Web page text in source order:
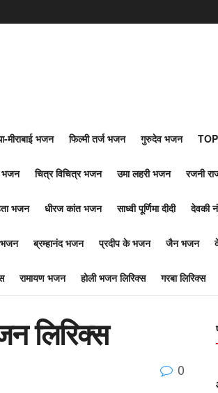
मीराबाई भजन फिल्मी तर्ज भजन गुरुदेव भजन
भजन चित्र विचित्र भजन उमा लहरी भजन रजनी
भजन धीरज कांत भजन साध्वी पूर्णिमा दीदी देवकी
भजन ब्रम्हानंद भजन प्रदीप के भजन जैन भजन
रामायण भजन होली भजन लिरिक्स गरबा लिरिक्स
लिरिक्स
0